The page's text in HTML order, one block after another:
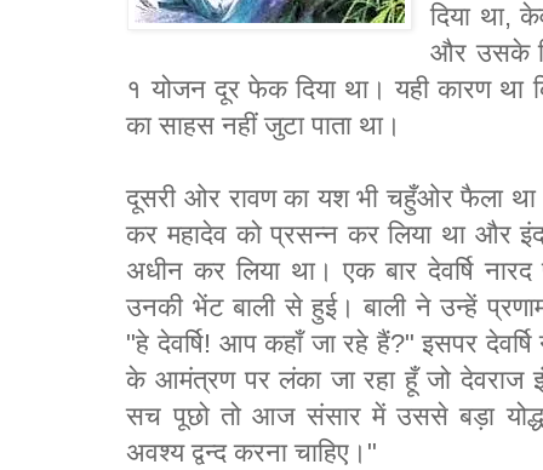
दिया था,
और उसके
१ योजन दूर फेक दिया था। यही कारण था
का साहस नहीं जुटा पाता था।
दूसरी ओर रावण का यश भी चहुँओर फैला
कर महादेव को प्रसन्न कर लिया था और
अधीन कर लिया था। एक बार देवर्षि
उनकी भेंट बाली से हुई। बाली ने उन्हें
"हे देवर्षि! आप कहाँ जा रहे हैं?" इसपर
के आमंत्रण पर लंका जा रहा हूँ जो देवराज
सच पूछो तो आज संसार में उससे बड़ा
अवश्य द्वन्द करना चाहिए।"